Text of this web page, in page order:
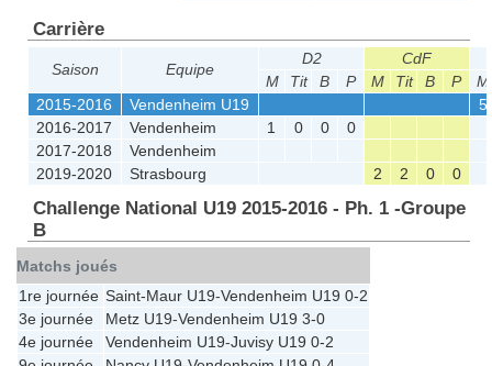
Carrière
Saison Equipe
D2 CdF
M
Tit B P M Tit B P
M
2015-2016
Vendenheim U19
5
2016-2017
Vendenheim 1 0 0
0
2017-2018
Vendenheim
2019-2020
Strasbourg 2 2 0 0
Challenge National U19 2015-2016 - Ph. 1 -Groupe
B
Matchs joués
1re journée Saint-Maur U19-Vendenheim U19 0-2
3e journée
Metz U19-Vendenheim U19 3-0
4e journée
Vendenheim U19-Juvisy U19 0-2